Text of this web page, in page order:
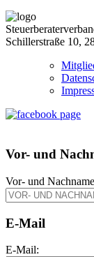
Schillerstraße 10,
Vor- und
Vor- und
E-Mail
E-Mail: